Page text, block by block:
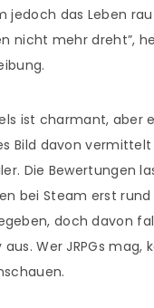
jedoch das Leben
nicht mehr dreht”,
ist charmant, aber
Bild davon
Die Bewertungen
bei Steam erst rund
doch davon
Wer JRPGs mag,